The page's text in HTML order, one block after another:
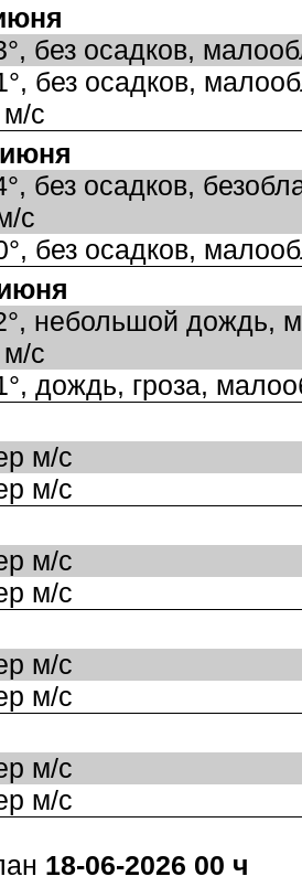
без осадков,
без осадков,
с
без осадков,
с
без осадков,
небольшой дождь,
с
дождь, гроза,
м/с
м/с
м/с
м/с
м/с
м/с
м/с
м/с
18-06-2026 00 ч